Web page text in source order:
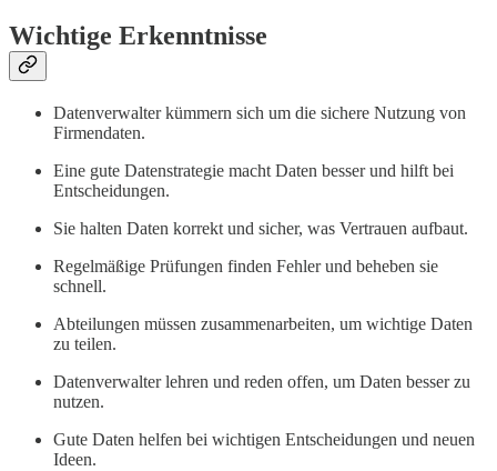
Wichtige Erkenntnisse
Datenverwalter kümmern sich um die sichere Nutzung von
Firmendaten.
Eine gute Datenstrategie macht Daten besser und hilft bei
Entscheidungen.
Sie halten Daten korrekt und sicher, was Vertrauen aufbaut.
Regelmäßige Prüfungen finden Fehler und beheben sie
schnell.
Abteilungen müssen zusammenarbeiten, um wichtige Daten
zu teilen.
Datenverwalter lehren und reden offen, um Daten besser zu
nutzen.
Gute Daten helfen bei wichtigen Entscheidungen und neuen
Ideen.